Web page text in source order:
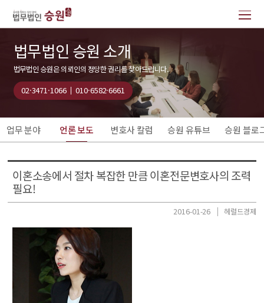
법무법인 승원 소개
법무법인 승원은 의뢰인의 정당한 권리를 찾아드립니다.
02·3471·1066 010·6582·6661
업무 분야 언론 보도 변호사 칼럼 승원 유튜브 승원 블로
이혼소송에서 절차 복잡한 만큼 이혼전문변호사의 조력
필요!
2016-01-26 헤럴드경제